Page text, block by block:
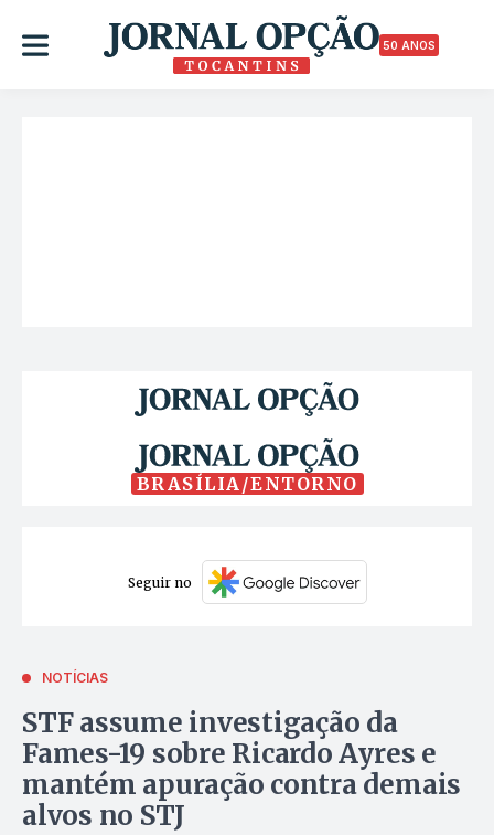
50 ANOS
BRASÍLIA/ENTORNO
Seguir no
NOTÍCIAS
STF assume investigação da
Fames-19 sobre Ricardo Ayres e
mantém apuração contra demais
alvos no STJ